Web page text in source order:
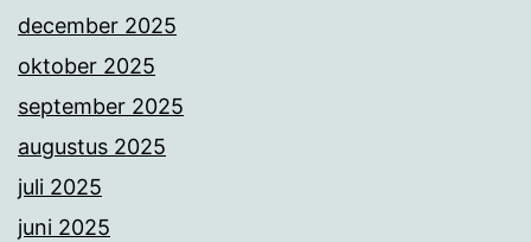
december 2025
oktober 2025
september 2025
augustus 2025
juli 2025
juni 2025